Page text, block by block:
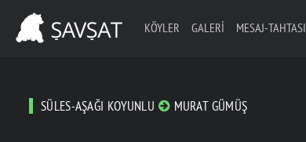
KÖYLER GALERI MESAJ-TAHTASI
SÜLES-AŞAĞI KOYUNLU MURAT GÜMÜŞ